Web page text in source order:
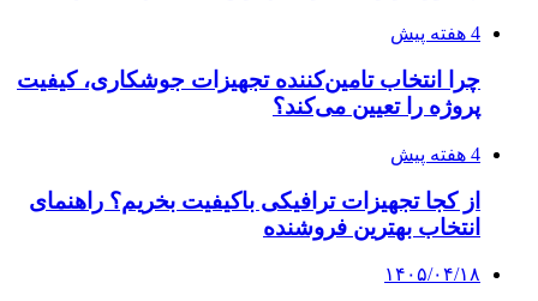
4 هفته پیش
چرا انتخاب تامین‌کننده تجهیزات جوشکاری، کیفیت
پروژه را تعیین می‌کند؟
4 هفته پیش
از کجا تجهیزات ترافیکی باکیفیت بخریم؟ راهنمای
انتخاب بهترین فروشنده
۱۴۰۵/۰۴/۱۸